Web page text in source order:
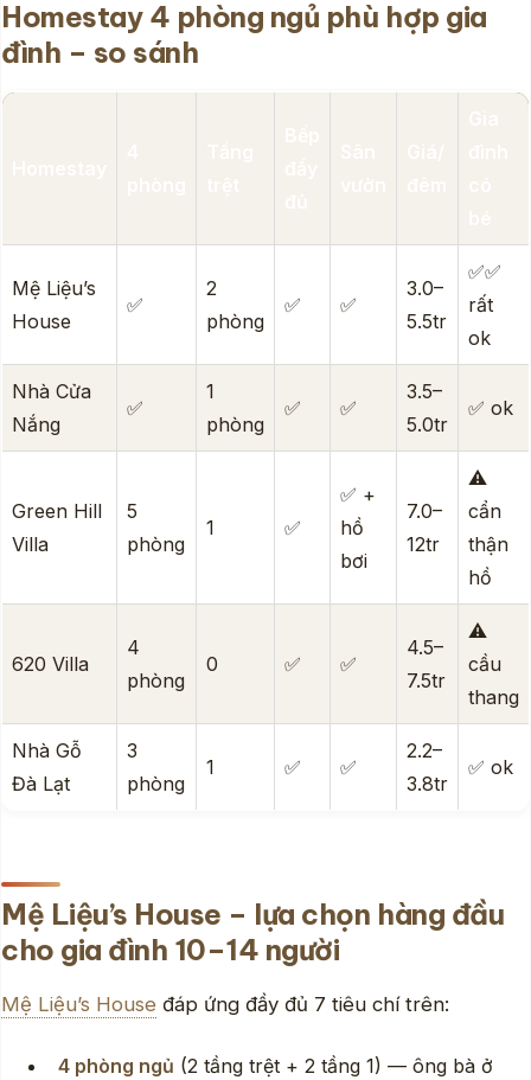
Homestay 4 phòng ngủ phù hợp gia
đình – so sánh
Mệ Liệu’s
House
✅
2
phòng
✅ ✅
3.0–
5.5tr
✅✅
rất
ok
Nhà Cửa
Nắng
✅
1
phòng
✅ ✅
3.5–
5.0tr
✅ ok
Green Hill
Villa
5
phòng
1 ✅
✅ +
hồ
bơi
7.0–
12tr
⚠️
cẩn
thận
hồ
620 Villa
4
phòng
0 ✅ ✅
4.5–
7.5tr
⚠️
cầu
thang
Nhà Gỗ
Đà Lạt
3
phòng
1 ✅ ✅
2.2–
3.8tr
✅ ok
Mệ Liệu’s House – lựa chọn hàng đầu
cho gia đình 10–14 người
Mệ Liệu’s House đáp ứng đầy đủ 7 tiêu chí trên:
4 phòng ngủ (2 tầng trệt + 2 tầng 1) — ông bà ở